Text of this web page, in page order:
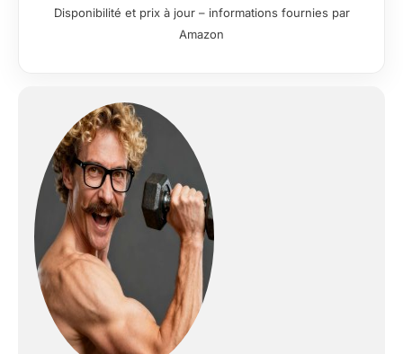
meilleure sensibilisation au cœur
Personnalisé et pratique : fermeture
hybride réglable en continu pour un
et de durabilité et une boucle en alliage
avec revêtement en poudre résistant à
la corrosion Il fonctionne pour vous. -
Équilibre parfait entre rigidité et flexibilité
du poids pour tout exercice et
mouvement de fitness. Protection
amovible pour protéger les vêtements et
mémoriser notre ajustement parfait
Sensibilisation au cœur : développez la
conscience et la connectivité avec des
commentaires améliorés. La
sensibilisation est la clé du changement
et Ab-Ribbon est votre entraîneur
virtuel, améliorant la connexion entre
Disponibilité et prix à jour – informations fournies par
Amazon